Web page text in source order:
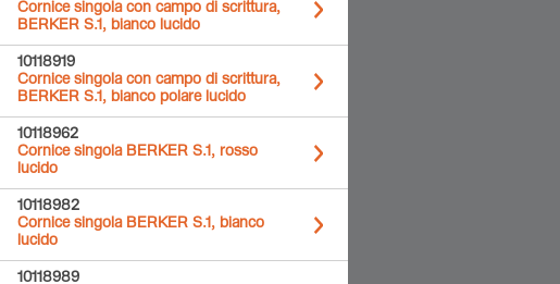
Cornice singola con campo di scrittura,
BERKER S.1, bianco lucido
10118919
Cornice singola con campo di scrittura,
BERKER S.1, bianco polare lucido
10118962
Cornice singola BERKER S.1, rosso
lucido
10118982
Cornice singola BERKER S.1, bianco
lucido
10118989